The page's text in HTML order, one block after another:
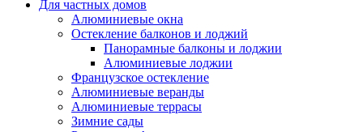
Для частных домов
Алюминиевые окна
Остекление балконов и лоджий
Панорамные балконы и лоджии
Алюминиевые лоджии
Французское остекление
Алюминиевые веранды
Алюминиевые террасы
Зимние сады